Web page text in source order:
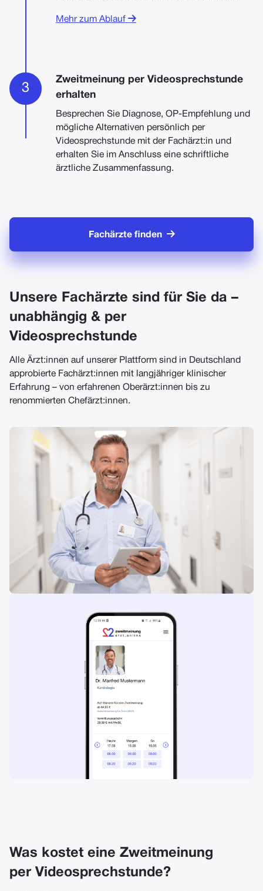
Mehr zum Ablauf 
3
Zweitmeinung per Videosprechstunde
erhalten
Besprechen Sie Diagnose, OP-Empfehlung und
mögliche Alternativen persönlich per
Videosprechstunde mit der Fachärzt:in und
erhalten Sie im Anschluss eine schriftliche
ärztliche Zusammenfassung.
Fachärzte finden 
Unsere Fachärzte sind für Sie da –
unabhängig & per
Videosprechstunde
Alle Ärzt:innen auf unserer Plattform sind in Deutschland
approbierte Fachärzt:innen mit langjähriger klinischer
Erfahrung – von erfahrenen Oberärzt:innen bis zu
renommierten Chefärzt:innen.
Was kostet eine Zweitmeinung
per Videosprechstunde?